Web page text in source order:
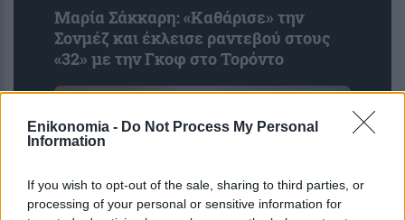
Enikonomia - Do Not Process My Personal
Information
If you wish to opt-out of the sale, sharing to third parties, or
processing of your personal or sensitive information for
Μαρία Σάκκαρη: «Kαθάρισε» την
Σονμέζ και έκλεισε ραντεβού στους
«32» με την Γκοφ στο Τορόντο